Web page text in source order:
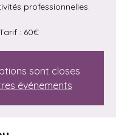
professionnelles.
: 60€
sont closes
événements